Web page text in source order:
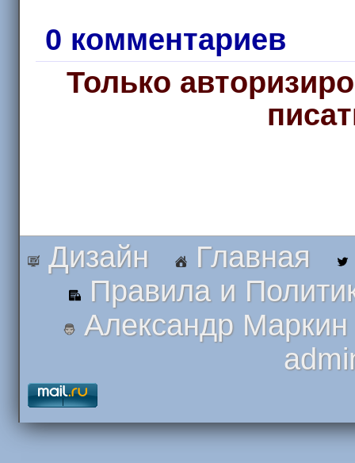
0 комментариев
Только
Дизайн Главная
Правила и
Александр Маркин